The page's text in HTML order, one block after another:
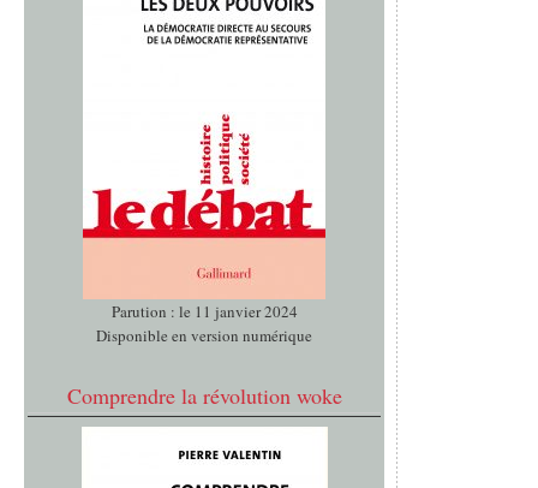
Parution : le 11 janvier 2024
Disponible en version numérique
Comprendre la révolution woke